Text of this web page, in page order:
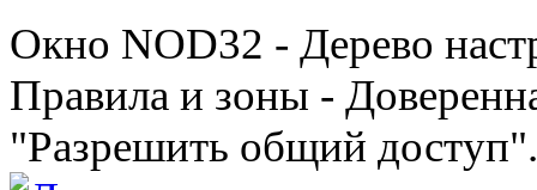
Окно NOD32 - Дерево
Правила и зоны -
"Разрешить общий доступ".